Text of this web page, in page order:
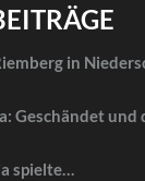
in
Geschändet und
spielte…